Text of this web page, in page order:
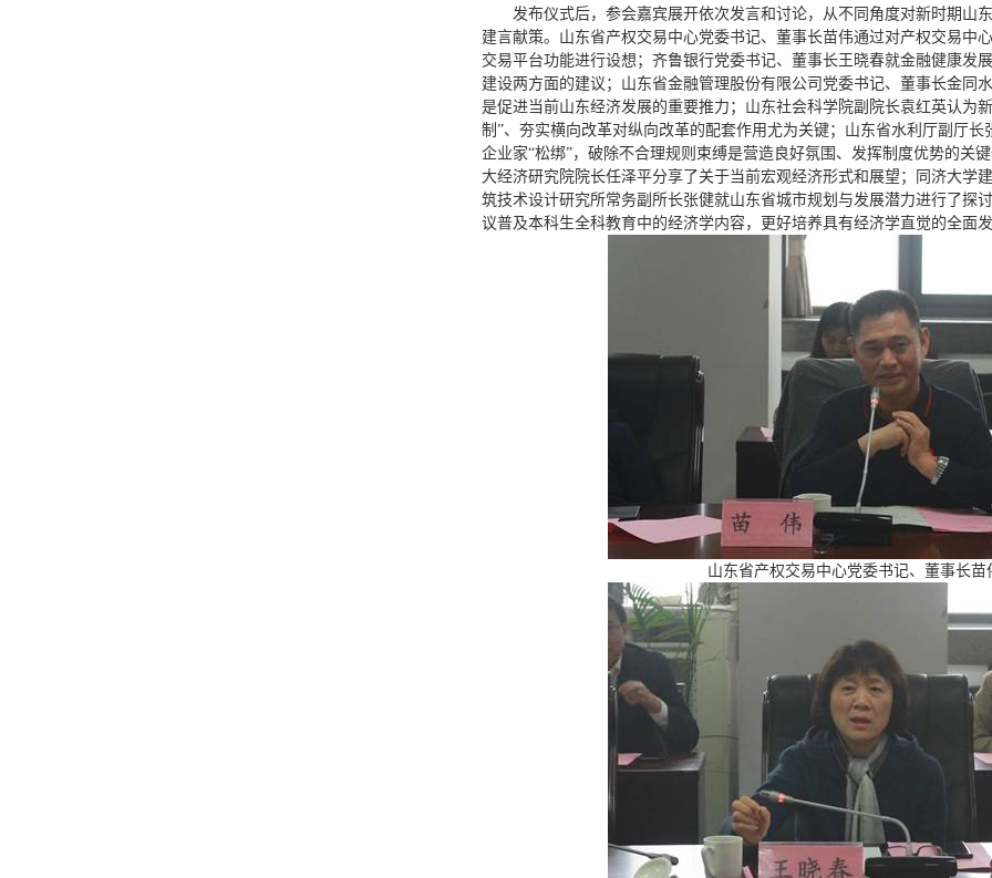
发布仪式后，参会嘉宾展开依次发言和讨论，从不同角度对新时期山
建言献策。山东省产权交易中心党委书记、董事长苗伟通过对产权交易中
交易平台功能进行设想；齐鲁银行党委书记、董事长王晓春就金融健康发
建设两方面的建议；山东省金融管理股份有限公司党委书记、董事长金同
是促进当前山东经济发展的重要推力；山东社会科学院副院长袁红英认为
制”、夯实横向改革对纵向改革的配套作用尤为关键；山东省水利厅副厅
企业家“松绑”，破除不合理规则束缚是营造良好氛围、发挥制度优势的关
大经济研究院院长任泽平分享了关于当前宏观经济形式和展望；同济大学
筑技术设计研究所常务副所长张健就山东省城市规划与发展潜力进行了探
议普及本科生全科教育中的经济学内容，更好培养具有经济学直觉的全面
山东省产权交易中心党委书记、董事长苗